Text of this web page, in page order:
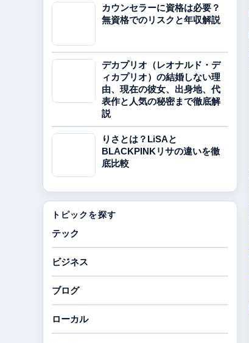
カウンセラーに資格は必要？
無資格でのリスクと年収解説
デカプリオ（レオナルド・デ
ィカプリオ）の結婚しない理
由、現在の彼女、出身地、代
表作と人気の秘密まで徹底解
説
りさとは？LiSAと
BLACKPINKリサの違いを徹
底比較
トピックを探す
テック
ビジネス
ブログ
ローカル